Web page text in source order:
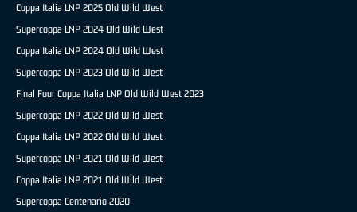
Coppa Italia LNP 2025 Old Wild West
Supercoppa LNP 2024 Old Wild West
Coppa Italia LNP 2024 Old Wild West
Supercoppa LNP 2023 Old Wild West
Final Four Coppa Italia LNP Old Wild West 2023
Supercoppa LNP 2022 Old Wild West
Coppa Italia LNP 2022 Old Wild West
Supercoppa LNP 2021 Old Wild West
Coppa Italia LNP 2021 Old Wild West
Supercoppa Centenario 2020